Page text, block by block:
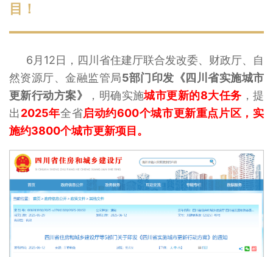
目！
6月12日，四川省住建厅联合发改委、财政厅、自
然资源厅、金融监管局5部门印发《四川省实施城市
更新行动方案》
，明确实施城市更新的8大任务 ，提
出2025年全省启动约600个城市更新重点片区，实
施约3800个城市更新项目。